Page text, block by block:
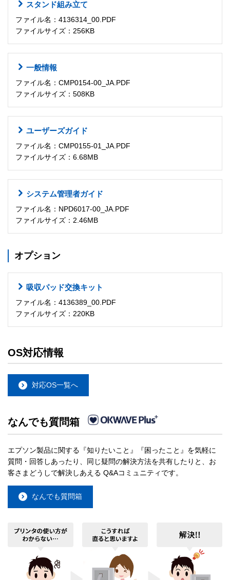
スタンド組み立て
ファイル名：4136314_00.PDF
ファイルサイズ：256KB
一般情報
ファイル名：CMP0154-00_JA.PDF
ファイルサイズ：508KB
ユーザーズガイド
ファイル名：CMP0155-01_JA.PDF
ファイルサイズ：6.68MB
システム管理者ガイド
ファイル名：NPD6017-00_JA.PDF
ファイルサイズ：2.46MB
オプション
吸収パッド交換キット
ファイル名：4136389_00.PDF
ファイルサイズ：220KB
OS対応情報
対応OS一覧へ
なんでも質問箱
エプソン製品に関する『知りたいこと』『困ったこと』を気軽に
質問・回答しあったり、同じ疑問の解決方法を共有したりと、お
客さまどうしで解決しあえる Q&Aコミュニティです。
なんでも質問箱